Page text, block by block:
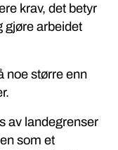
krav, det betyr
gjøre arbeidet
noe større enn
av landegrenser
som et